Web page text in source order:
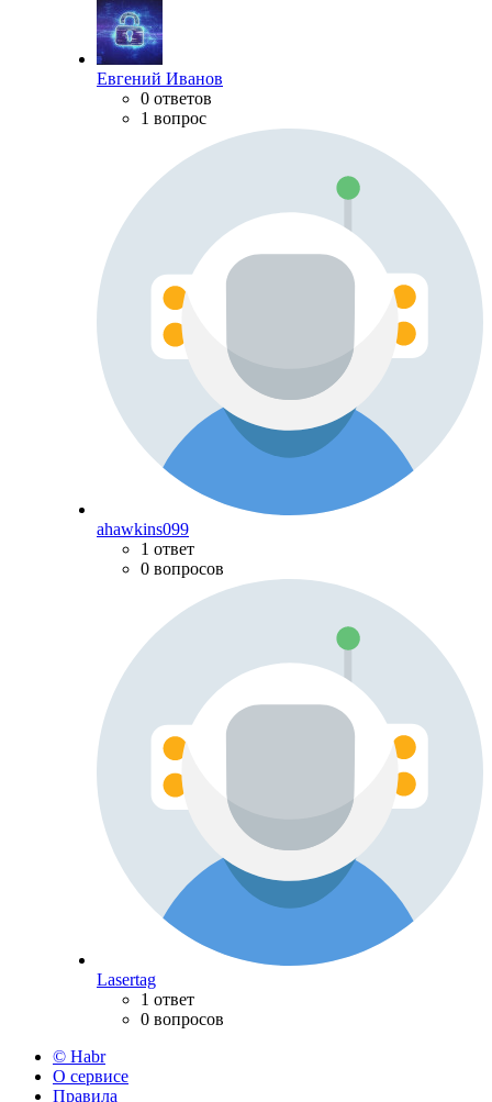
Евгений Иванов
0 ответов
1 вопрос
ahawkins099
1 ответ
0 вопросов
Lasertag
1 ответ
0 вопросов
© Habr
О сервисе
Правила